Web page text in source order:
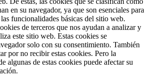
en su navegador, ya que son esenciales para
funcionalidades básicas del sitio web.
de terceros que nos ayudan a analizar y
este sitio web. Estas cookies se
solo con su consentimiento. También
por no recibir estas cookies. Pero la
algunas de estas cookies puede afectar su